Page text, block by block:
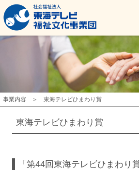
東海
事業内容 東海テレビひまわり賞
東海テレビひまわり賞
「第44回東海テレビひまわり